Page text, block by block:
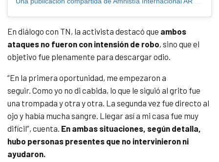
En diálogo con TN, la activista destacó que ambos
ataques no fueron con intensión de robo, sino que el
objetivo fue plenamente para descargar odio.
“En la primera oportunidad, me empezaron a
seguir. Como yo no di cabida, lo que le siguió al grito fue
una trompada y otra y otra. La segunda vez fue directo al
ojo y había mucha sangre. Llegar así a mi casa fue muy
difícil”, cuenta. En ambas situaciones, según detalla,
hubo personas presentes que no intervinieron ni
ayudaron.